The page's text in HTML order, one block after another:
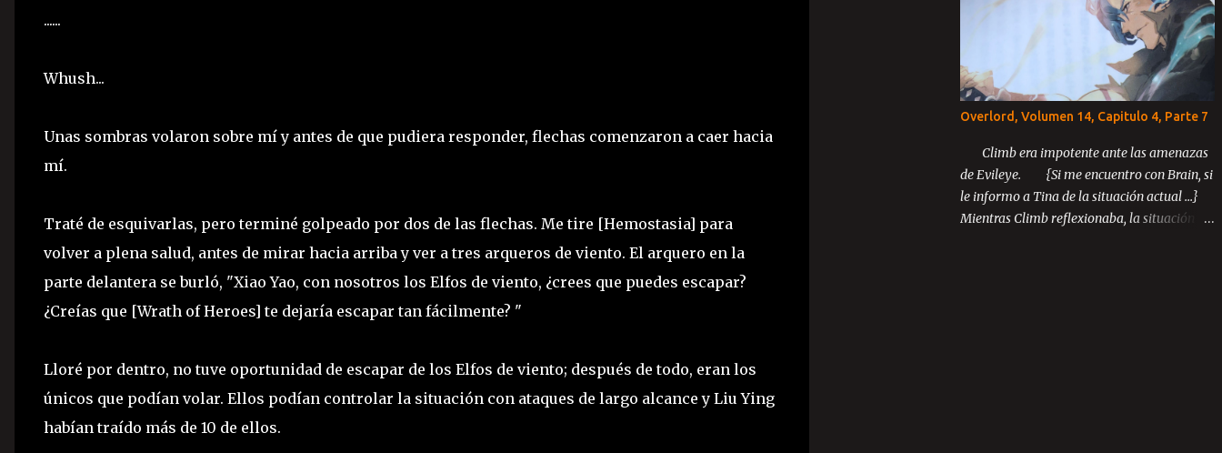
......
Whush...
Unas sombras volaron sobre mí y antes de que pudiera responder, flechas comenzaron a caer hacia
mí.
Traté de esquivarlas, pero terminé golpeado por dos de las flechas. Me tire [Hemostasia] para
volver a plena salud, antes de mirar hacia arriba y ver a tres arqueros de viento. El arquero en la
parte delantera se burló, "Xiao Yao, con nosotros los Elfos de viento, ¿crees que puedes escapar?
¿Creías que [Wrath of Heroes] te dejaría escapar tan fácilmente? "
Lloré por dentro, no tuve oportunidad de escapar de los Elfos de viento; después de todo, eran los
únicos que podían volar. Ellos podían controlar la situación con ataques de largo alcance y Liu Ying
habían traído más de 10 de ellos.
Parte 3 ...
Overlord, Volumen 14, Capitulo 4, Parte 7
Climb era impotente ante las amenazas
de Evileye. {Si me encuentro con Brain, si
le informo a Tina de la situación actual ...}
Mientras Climb reflexionaba, la situación